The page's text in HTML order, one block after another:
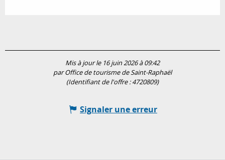
Mis à jour le 16 juin 2026 à 09:42
par Office de tourisme de Saint-Raphaël
(Identifiant de l'offre :4720809)
Signaler une erreur